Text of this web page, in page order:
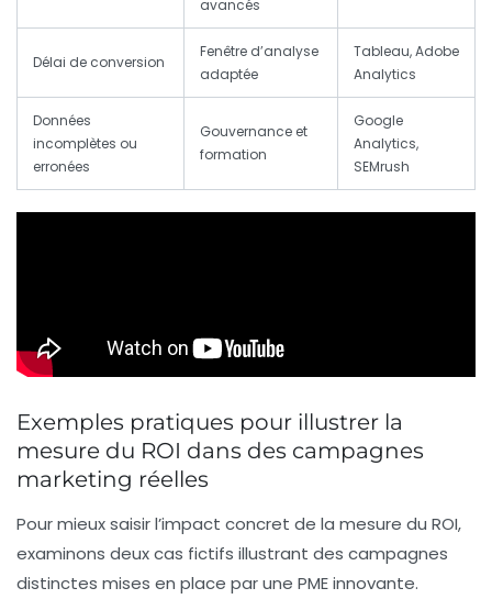
avancés
Délai de conversion
Fenêtre d’analyse
adaptée
Tableau, Adobe
Analytics
Données
incomplètes ou
erronées
Gouvernance et
formation
Google
Analytics,
SEMrush
Exemples pratiques pour illustrer la
mesure du ROI dans des campagnes
marketing réelles
Pour mieux saisir l’impact concret de la mesure du ROI,
examinons deux cas fictifs illustrant des campagnes
distinctes mises en place par une PME innovante.